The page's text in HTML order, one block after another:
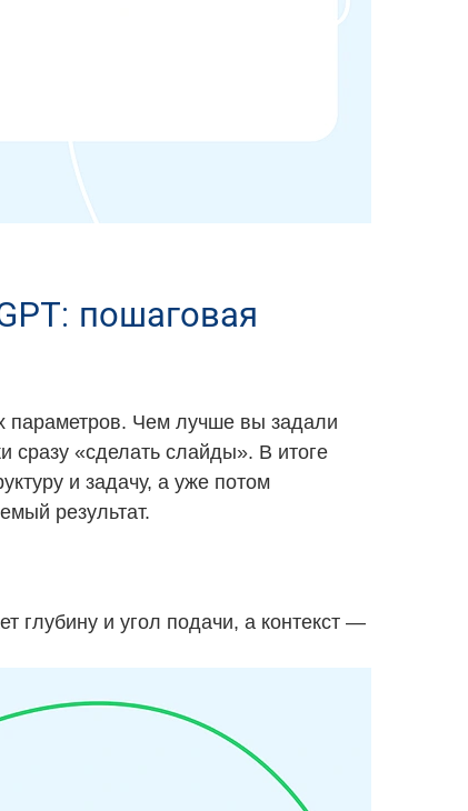
пошаговая
параметров. Чем лучше вы задали
сразу «сделать слайды». В итоге
и задачу, а уже потом
результат.
глубину и угол подачи, а контекст —